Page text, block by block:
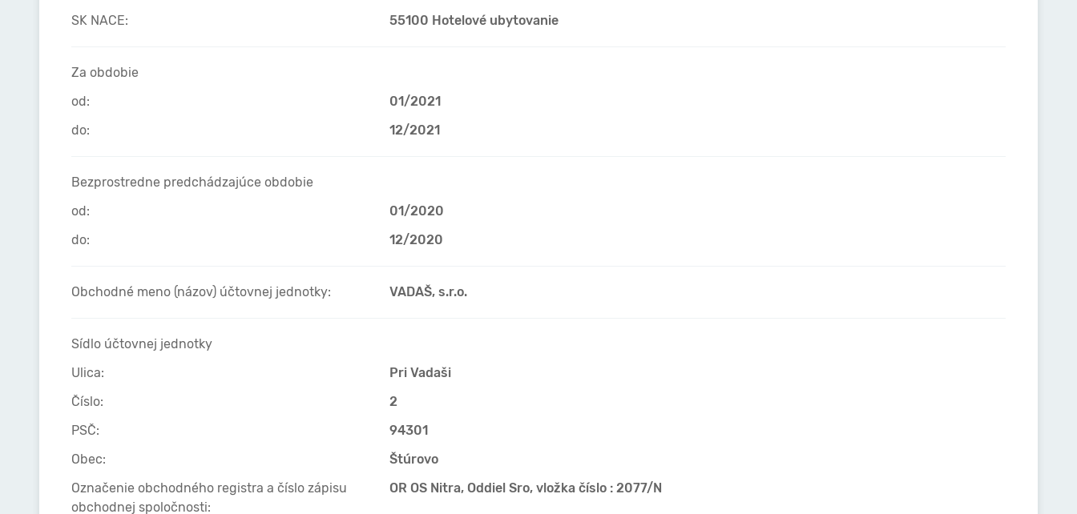
SK NACE:
55100 Hotelové ubytovanie
Za obdobie
od:
01/2021
do:
12/2021
Bezprostredne predchádzajúce obdobie
od:
01/2020
do:
12/2020
Obchodné meno (názov) účtovnej jednotky: VADAŠ, s.r.o.
Sídlo účtovnej jednotky
Ulica:
Pri Vadaši
Číslo:
2
PSČ:
94301
Obec:
Štúrovo
Označenie obchodného registra a číslo zápisu
obchodnej spoločnosti:
OR OS Nitra, Oddiel Sro, vložka číslo : 2077/N